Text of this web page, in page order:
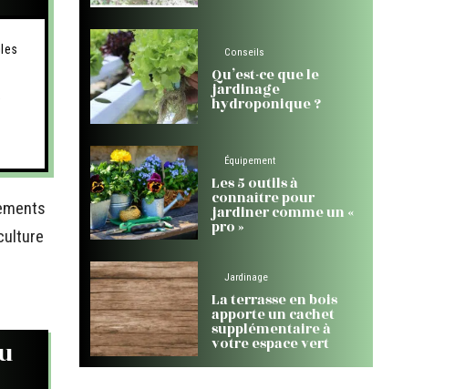
Conseils
Qu’est-ce que le
jardinage
hydroponique ?
Équipement
Les 5 outils à
connaître pour
jardiner comme un «
pro »
Jardinage
La terrasse en bois
apporte un cachet
supplémentaire à
votre espace vert